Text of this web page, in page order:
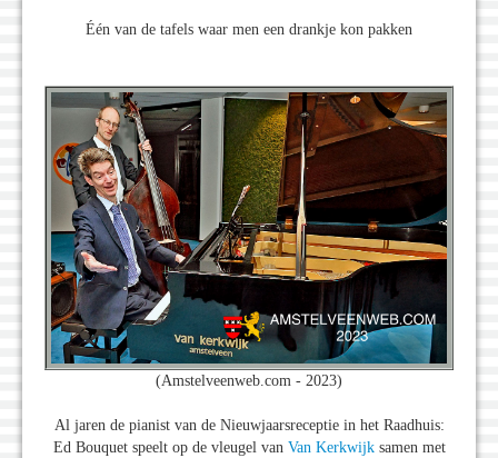
Één van de tafels waar men een drankje kon pakken
(Amstelveenweb.com - 2023)
Al jaren de pianist van de Nieuwjaarsreceptie in het Raadhuis:
Ed Bouquet speelt op de vleugel van Van Kerkwijksamen met